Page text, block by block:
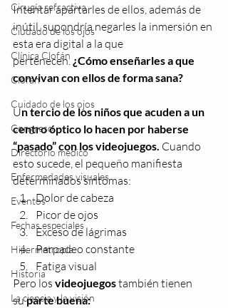
Cirugía refractiva
Ciudado de los ojos
Clínica Clofán
Clofán
Cuidado de los ojos
Congreso
Directorio médico
Enfermedades visuales
Eventos
Fechas especiales
Hipermetropia
Historia
La ciencia y la visión
Intentar apartarles de ellos, además de
inútil, supondría negarles la inmersión en
esta era digital a la que
pertenecen. ¿Cómo enseñarles a que
convivan con ellos de forma sana?
Un tercio de los niños que acuden a un
centro óptico lo hacen por haberse
“pasado” con los videojuegos. Cuando
esto sucede, el pequeño manifiesta
determinados síntomas:
Dolor de cabeza
Picor de ojos
Exceso de lágrimas
Parpadeo constante
Fatiga visual
Pero los videojuegos también tienen
su parte buena: